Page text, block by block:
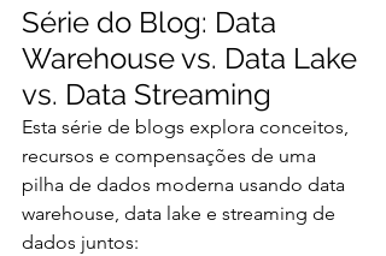
Série do Blog: Data
Warehouse vs. Data Lake
vs. Data Streaming
Esta série de blogs explora conceitos,
recursos e compensações de uma
pilha de dados moderna usando data
warehouse, data lake e streaming de
dados juntos: